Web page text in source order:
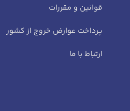
قوانین و مقررات
پرداخت عوارض خروج از کشور
ارتباط با ما